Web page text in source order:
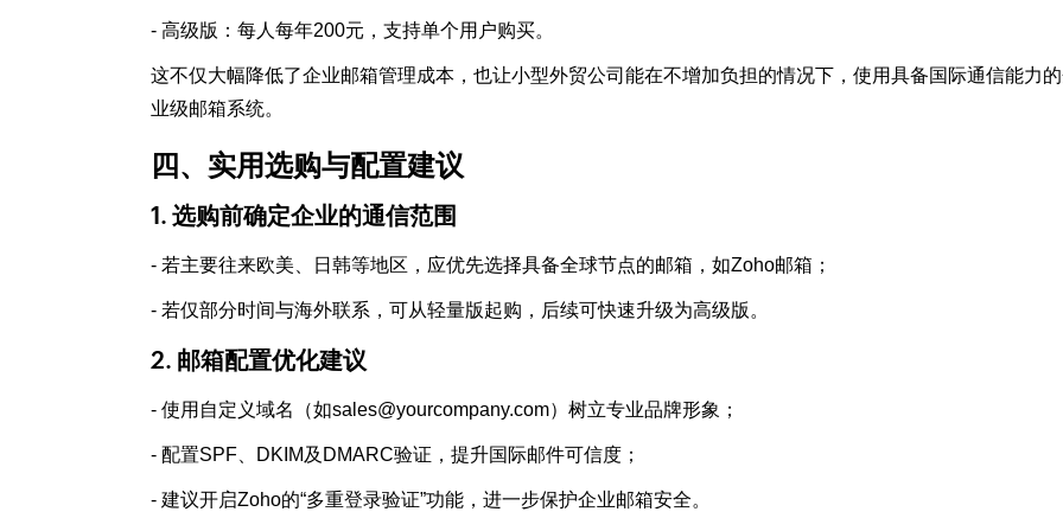
- 高级版：每人每年200元，支持单个用户购买。
这不仅大幅降低了企业邮箱管理成本，也让小型外贸公司能在不增加负担的情况下，使用具备国际通信能力
业级邮箱系统。
四、实用选购与配置建议
1. 选购前确定企业的通信范围
- 若主要往来欧美、日韩等地区，应优先选择具备全球节点的邮箱，如Zoho邮箱；
- 若仅部分时间与海外联系，可从轻量版起购，后续可快速升级为高级版。
2. 邮箱配置优化建议
- 使用自定义域名（如sales@yourcompany.com）树立专业品牌形象；
- 配置SPF、DKIM及DMARC验证，提升国际邮件可信度；
- 建议开启Zoho的“多重登录验证”功能，进一步保护企业邮箱安全。